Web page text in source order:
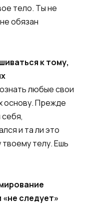
тело. Ты не
обязан
к тому,
любые свои
основу. Прежде
и та ли это
телу. Ешь
следует»